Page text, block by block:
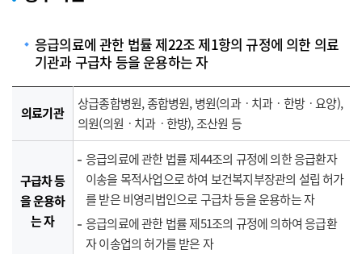
응급의료에 관한 법률 제22조 제1항의 규정에 의한 의료
기관과 구급차 등을 운용하는 자
구기관 정보로 의료기관, 구급차 등을 운용하는 자에 대한 정보를 제공합
니다.
의료기관
상급종합병원, 종합병원, 병원(의과ㆍ치과ㆍ한방ㆍ요양),
의원(의원ㆍ치과ㆍ한방), 조산원 등
구급차 등
을 운용하
는 자
응급의료에 관한 법률 제44조의 규정에 의한 응급환자
이송을 목적사업으로 하여 보건복지부장관의 설립 허가
를 받은 비영리법인으로 구급차 등을 운용하는 자
응급의료에 관한 법률 제51조의 규정에 의하여 응급환
자 이송업의 허가를 받은 자